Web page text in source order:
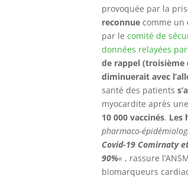
provoquée par la
reconnue comme un
par le comité de
données relayées par
de rappel (troisième
diminuerait avec
santé des patients
myocardite après
10 000 vaccinés. Les
pharmaco-
Covid-19 Comirnaty
90%« , rassure
biomarqueurs